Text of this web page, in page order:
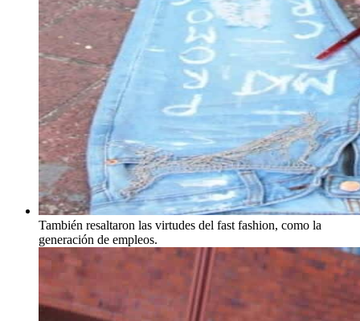
También resaltaron las virtudes del fast fashion, como la
generación de empleos.